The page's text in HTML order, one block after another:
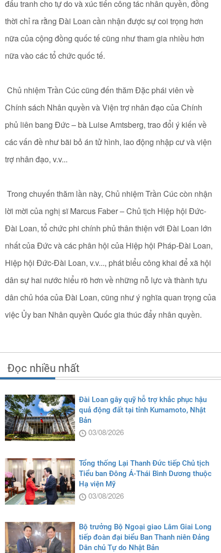
đấu tranh cho tự do và xúc tiến công tác nhân quyền, đồng
thời chỉ ra rằng Đài Loan cần nhận được sự coi trọng hơn
nữa của cộng đồng quốc tế cũng như tham gia nhiều hơn
nữa vào các tổ chức quốc tế.
Chủ nhiệm Trần Cúc cũng đến thăm Đặc phái viên về
Chính sách Nhân quyền và Viện trợ nhân đạo của Chính
phủ liên bang Đức – bà Luise Amtsberg, trao đổi ý kiến về
các vấn đề như bãi bỏ án tử hình, lao động nhập cư và viện
trợ nhân đạo, v.v...
Trong chuyến thăm lần này, Chủ nhiệm Trần Cúc còn nhận
lời mời của nghị sĩ Marcus Faber – Chủ tịch Hiệp hội Đức-
Đài Loan, tổ chức phi chính phủ thân thiện với Đài Loan lớn
nhất của Đức và các phân hội của Hiệp hội Pháp-Đài Loan,
Hiệp hội Đức-Đài Loan, v.v..., phát biểu công khai để xã hội
dân sự hai nước hiểu rõ hơn về những nỗ lực và thành tựu
dân chủ hóa của Đài Loan, cũng như ý nghĩa quan trọng của
việc Ủy ban Nhân quyền Quốc gia thúc đẩy nhân quyền.
Đọc nhiều nhất
Đài Loan gây quỹ hỗ trợ khắc phục hậu
quả động đất tại tỉnh Kumamoto, Nhật
Bản
03/08/2026
Tổng thống Lại Thanh Đức tiếp Chủ tịch
Tiểu ban Đông Á-Thái Bình Dương thuộc
Hạ viện Mỹ
03/08/2026
Bộ trưởng Bộ Ngoại giao Lâm Giai Long
tiếp đoàn đại biểu Ban Thanh niên Đảng
Dân chủ Tự do Nhật Bản